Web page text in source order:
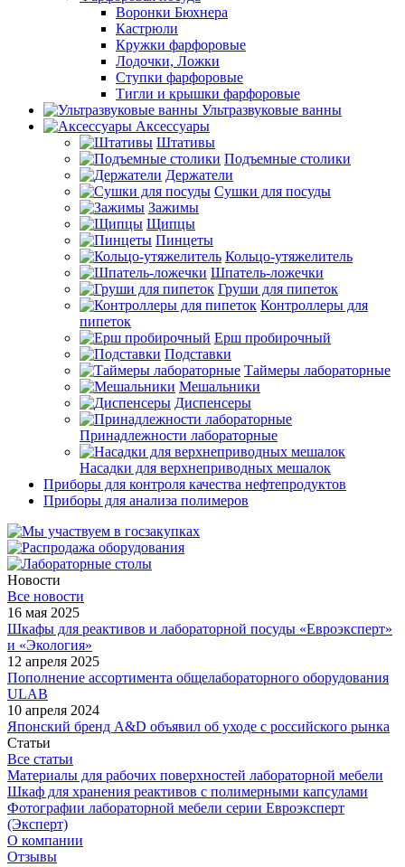
Воронки Бюхнера
Кастрюли
Кружки фарфоровые
Лодочки, Ложки
Ступки фарфоровые
Тигли и крышки фарфоровые
Ультразвуковые ванны
Аксессуары
Штативы
Подъемные столики
Держатели
Сушки для посуды
Зажимы
Щипцы
Пинцеты
Кольцо-утяжелитель
Шпатель-ложечки
Груши для пипеток
Контроллеры для
пипеток
Ерш пробирочный
Подставки
Таймеры лабораторные
Мешальники
Диспенсеры
Принадлежности лабораторные
Насадки для верхнеприводных мешалок
Приборы для контроля качества нефтепродуктов
Приборы для анализа полимеров
Новости
Все новости
16 мая 2025
Шкафы для реактивов и лабораторной посуды «Евроэксперт»
и «Экология»
12 апреля 2025
Пополнение ассортимента общелабораторного оборудования
ULAB
10 апреля 2024
Японский бренд A&D объявил об уходе с российского рынка
Статьи
Все статьи
Материалы для рабочих поверхностей лабораторной мебели
Шкаф для хранения реактивов с полимерными капсулами
Фотографии лабораторной мебели серии Евроэксперт
(Эксперт)
О компании
Отзывы